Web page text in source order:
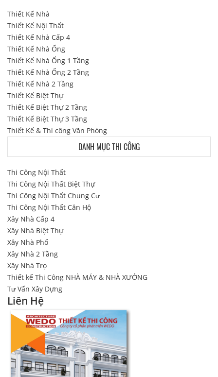
Thiết Kế Nhà
Thiết Kế Nội Thất
Thiết Kế Nhà Cấp 4
Thiết Kế Nhà Ống
Thiết Kế Nhà Ống 1 Tầng
Thiết Kế Nhà Ống 2 Tầng
Thiết Kế Nhà 2 Tầng
Thiết Kế Biệt Thự
Thiết Kế Biệt Thự 2 Tầng
Thiết Kế Biệt Thự 3 Tầng
Thiết Kế & Thi công Văn Phòng
DANH MỤC THI CÔNG
Thi Công Nội Thất
Thi Công Nội Thất Biệt Thự
Thi Công Nội Thất Chung Cư
Thi Công Nội Thất Căn Hộ
Xây Nhà Cấp 4
Xây Nhà Biệt Thự
Xây Nhà Phố
Xây Nhà 2 Tầng
Xây Nhà Trọ
Thiết kế Thi Công NHÀ MÁY & NHÀ XƯỞNG
Tư Vấn Xây Dựng
Liên Hệ